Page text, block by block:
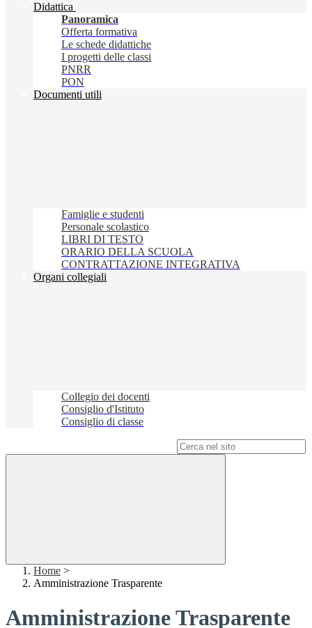
Didattica
Panoramica
Offerta formativa
Le schede didattiche
I progetti delle classi
PNRR
PON
Documenti utili
Famiglie e studenti
Personale scolastico
LIBRI DI TESTO
ORARIO DELLA SCUOLA
CONTRATTAZIONE INTEGRATIVA
Organi collegiali
Collegio dei docenti
Consiglio d'Istituto
Consiglio di classe
Home >
Amministrazione Trasparente
Amministrazione Trasparente